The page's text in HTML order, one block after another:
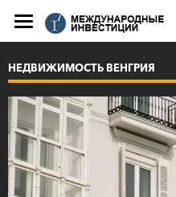
НЕДВИЖИМОСТЬ ВЕНГРИЯ